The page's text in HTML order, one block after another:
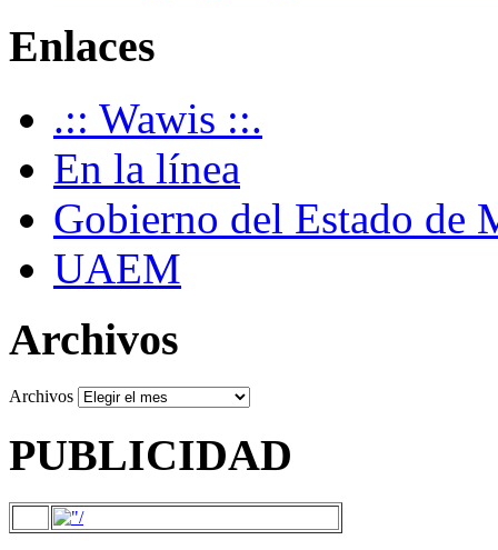
Enlaces
.:: Wawis ::.
En la línea
Gobierno del Estado de
UAEM
Archivos
Archivos
PUBLICIDAD